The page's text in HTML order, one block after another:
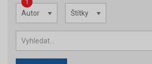
1
Autor Štítky